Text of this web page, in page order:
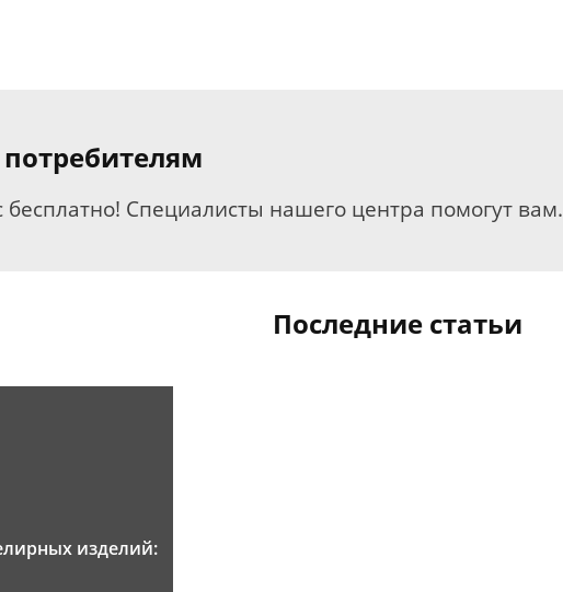
бесплатно! Специалисты нашего центра помогут вам.
Последние статьи
изделий: